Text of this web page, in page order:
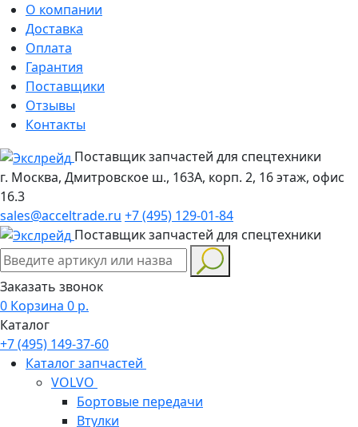
О компании
Доставка
Оплата
Гарантия
Поставщики
Отзывы
Контакты
Поставщик запчастей для спецтехники
г. Москва, Дмитровское ш., 163А, корп. 2, 16 этаж, офис
16.3
sales@acceltrade.ru +7 (495) 129-01-84
Поставщик запчастей для спецтехники
Заказать звонок
0 Корзина 0 р.
Каталог
+7 (495) 149-37-60
Каталог запчастей
VOLVO
Бортовые передачи
Втулки